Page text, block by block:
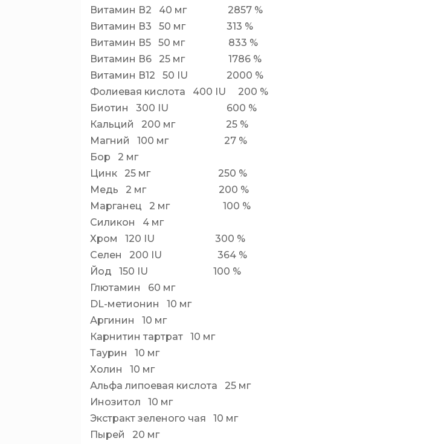
Витамин В2 40 мг 2857 %
Витамин В3 50 мг 313 %
Витамин В5 50 мг 833 %
Витамин В6 25 мг 1786 %
Витамин В12 50 IU 2000 %
Фолиевая кислота 400 IU 200 %
Биотин 300 IU 600 %
Кальций 200 мг 25 %
Магний 100 мг 27 %
Бор 2 мг
Цинк 25 мг 250 %
Медь 2 мг 200 %
Марганец 2 мг 100 %
Силикон 4 мг
Хром 120 IU 300 %
Селен 200 IU 364 %
Йод 150 IU 100 %
Глютамин 60 мг
DL-метионин 10 мг
Аргинин 10 мг
Карнитин тартрат 10 мг
Таурин 10 мг
Холин 10 мг
Альфа липоевая кислота 25 мг
Инозитол 10 мг
Экстракт зеленого чая 10 мг
Пырей 20 мг